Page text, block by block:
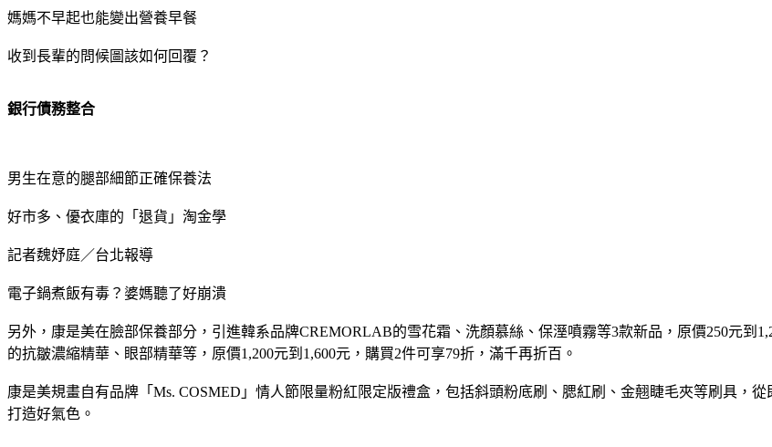
媽媽不早起也能變出營養早餐
收到長輩的問候圖該如何回覆？
銀行債務整合
男生在意的腿部細節正確保養法
好市多、優衣庫的「退貨」淘金學
記者魏妤庭／台北報導
電子鍋煮飯有毒？婆媽聽了好崩潰
另外，康是美在臉部保養部分，引進韓系品牌CREMORLAB的雪花霜、洗顏慕絲、保溼噴霧等3款新品，原價250元到
的抗皺濃縮精華、眼部精華等，原價1,200元到1,600元，購買2件可享79折，滿千再折百。
康是美規畫自有品牌「Ms. COSMED」情人節限量粉紅限定版禮盒，包括斜頭粉底刷、腮紅刷、金翹睫毛夾等刷具，
打造好氣色。